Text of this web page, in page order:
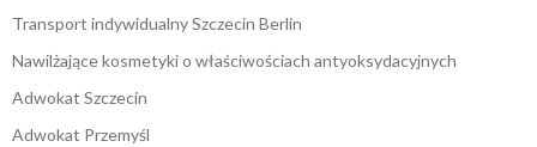
Transport indywidualny Szczecin Berlin
Nawilżające kosmetyki o właściwościach antyoksydacyjnych
Adwokat Szczecin
Adwokat Przemyśl